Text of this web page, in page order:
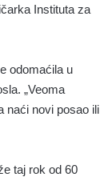
Instituta za
odomaćila u
„Veoma
naći novi posao ili
taj rok od 60